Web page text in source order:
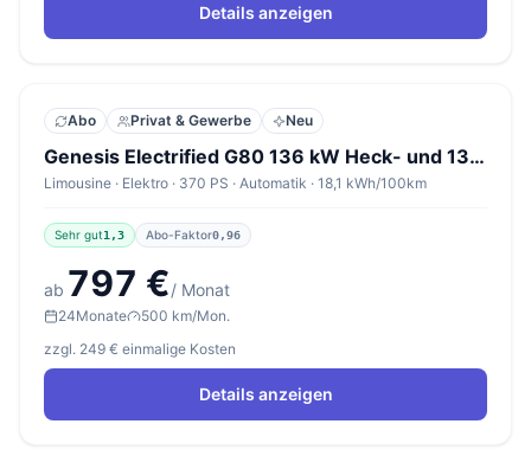
Details anzeigen
Abo Privat & Gewerbe Neu
Genesis Electrified G80 136 kW Heck- und 136 kW Frontmotor Premium
Limousine · Elektro · 370 PS · Automatik · 18,1 kWh/100km
Sehr gut1,3 Abo-Faktor0,96
ab 797 €/ Monat
24Monate
500 km/Mon.
zzgl. 249 € einmalige Kosten
Details anzeigen